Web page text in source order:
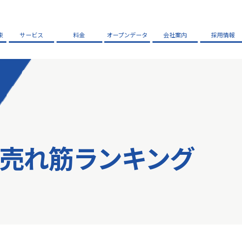
サービス 料金 オープンデータ 会社案内 採用情報
れ筋ランキング